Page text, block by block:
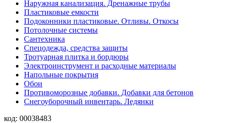
Наружная канализация. Дренажные трубы
Пластиковые емкости
Подоконники пластиковые. Отливы. Откосы
Потолочные системы
Сантехника
Спецодежда, средства защиты
Тротуарная плитка и бордюры
Электроинструмент и расходные материалы
Напольные покрытия
Обои
Противоморозные добавки. Добавки для бетонов
Снегоуборочный инвентарь. Ледянки
код: 00038483